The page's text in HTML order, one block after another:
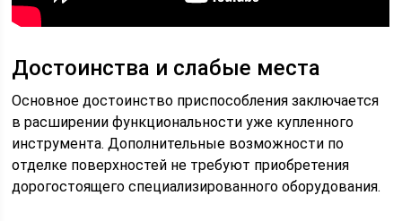
Достоинства и слабые места
Основное достоинство приспособления заключается
в расширении функциональности уже купленного
инструмента. Дополнительные возможности по
отделке поверхностей не требуют приобретения
дорогостоящего специализированного оборудования.